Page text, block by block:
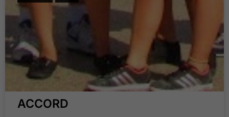
ACCORD